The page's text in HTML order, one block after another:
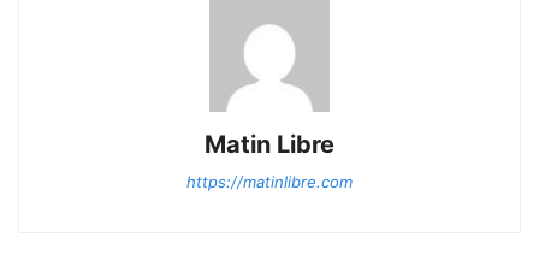
Matin Libre
https://matinlibre.com